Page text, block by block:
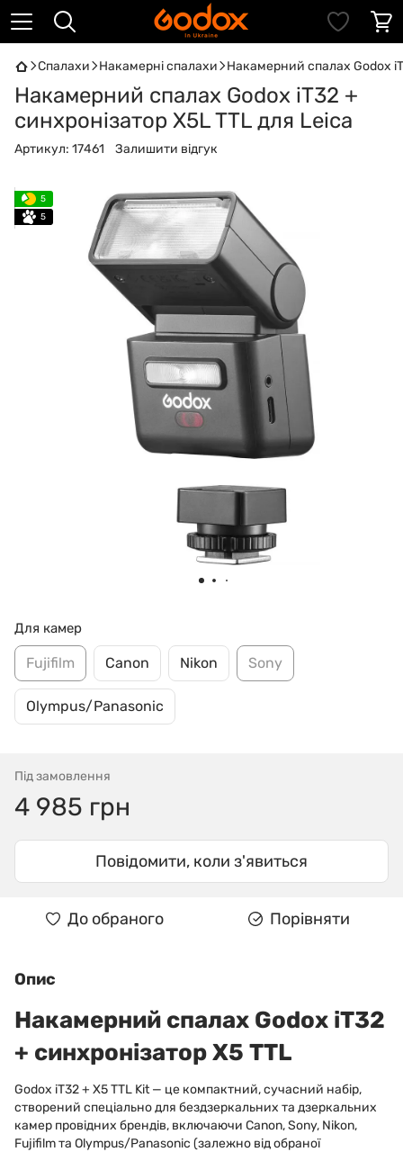
Спалахи Накамерні спалахи Накамерний спалах Godox
Накамерний спалах Godox iT32 +
синхронізатор X5L TTL для Leica
Артикул: 17461 Залишити відгук
5
5
Для камер
Fujifilm Canon Nikon Sony
Olympus/Panasonic
Під замовлення
4 985 грн
Повідомити, коли з'явиться
До обраного Порівняти
Опис
Накамерний спалах Godox iT32
+ синхронізатор X5 TTL
Godox iT32 + X5 TTL Kit — це компактний, сучасний набір,
створений спеціально для бездзеркальних та дзеркальних
камер провідних брендів, включаючи Canon, Sony, Nikon,
Fujifilm та Olympus/Panasonic (залежно від обраної